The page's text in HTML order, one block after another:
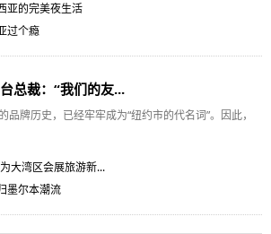
亚的完美夜生活
过个瘾
总裁：“我们的友...
牌历史，已经牢牢成为“纽约市的代名词”。因此，
大湾区会展旅游新...
墨尔本潮流